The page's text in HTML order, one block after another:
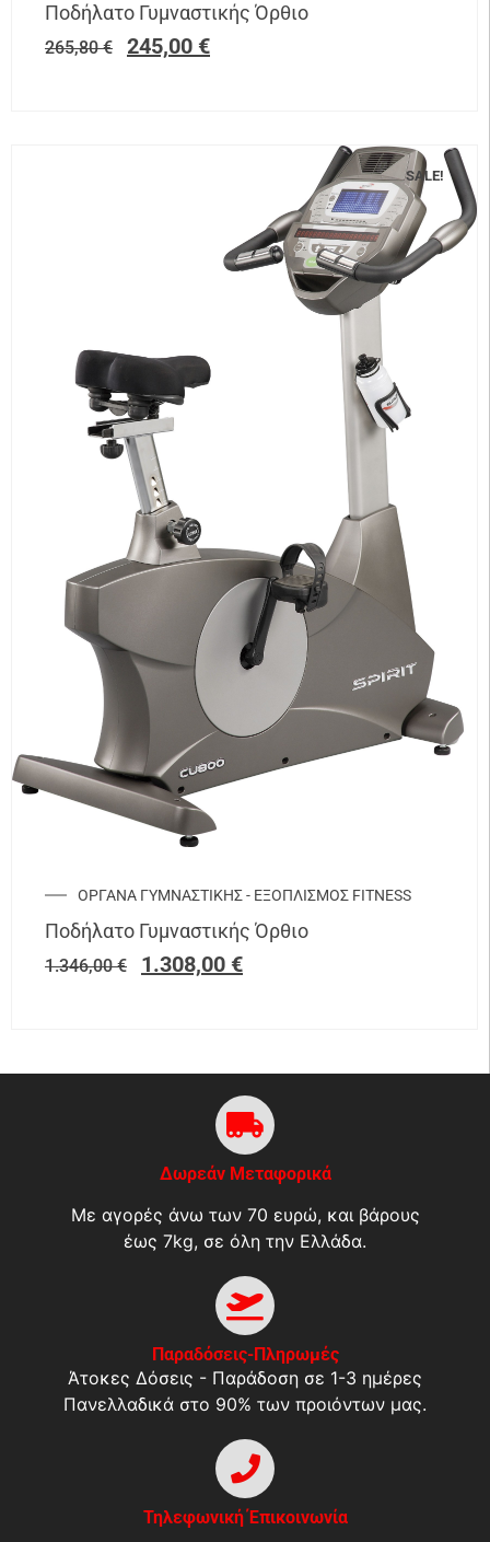
Ποδήλατο Γυμναστικής Όρθιο
265,80€ 245,00 €
SALE!
ΟΡΓΑΝΑ ΓΥΜΝΑΣΤΙΚΗΣ - ΕΞΟΠΛΙΣΜΟΣ FITNESS
Ποδήλατο Γυμναστικής Όρθιο
1.346,00€ 1.308,00 €
Δωρεάν Μεταφορικά
Με αγορές άνω των 70 ευρώ, και βάρους
έως 7kg, σε όλη την Ελλάδα.
Παραδόσεις-Πληρωμές
Άτοκες Δόσεις - Παράδοση σε 1-3 ημέρες
Πανελλαδικά στο 90% των προιόντων μας.
Τηλεφωνική Έπικοινωνία